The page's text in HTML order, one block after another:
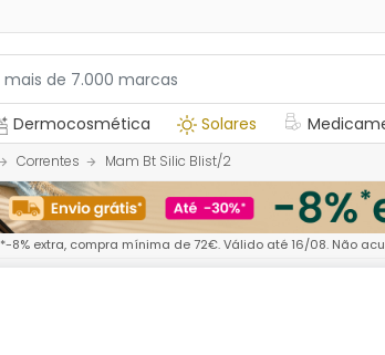
Dermocosmética Solares
Correntes Mam Bt Silic Blist/2
*-8% extra, compra mínima de 72€. Válido até 16/08. Não